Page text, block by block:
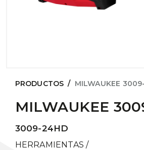
PRODUCTOS / MILWAUKEE
MILWAUKEE
3009-24HD
HERRAMIENTAS /